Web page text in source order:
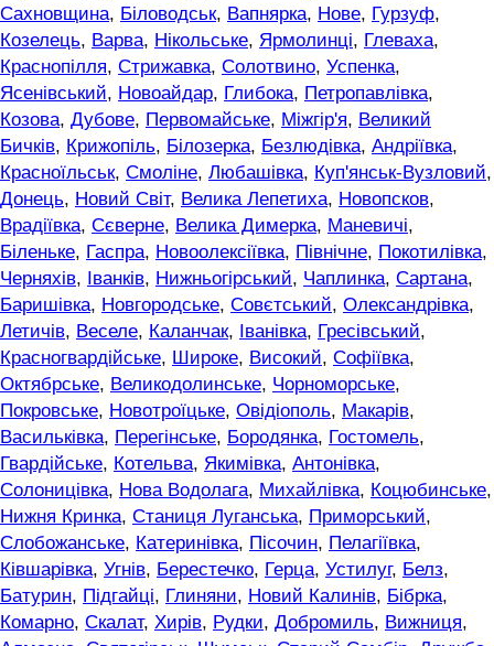
Сахновщина, Біловодськ, Вапнярка, Нове, Гурзуф,
Козелець, Варва, Нікольське, Ярмолинці, Глеваха,
Краснопілля, Стрижавка, Солотвино, Успенка,
Ясенівський, Новоайдар, Глибока, Петропавлівка,
Козова, Дубове, Первомайське, Міжгір'я, Великий
Бичків, Крижопіль, Білозерка, Безлюдівка, Андріївка,
Красноїльськ, Смоліне, Любашівка, Куп'янськ-Вузловий,
Донець, Новий Світ, Велика Лепетиха, Новопсков,
Врадіївка, Сєверне, Велика Димерка, Маневичі,
Біленьке, Гаспра, Новоолексіївка, Північне, Покотилівка,
Черняхів, Іванків, Нижньогірський, Чаплинка, Сартана,
Баришівка, Новгородське, Совєтський, Олександрівка,
Летичів, Веселе, Каланчак, Іванівка, Гресівський,
Красногвардійське, Широке, Високий, Софіївка,
Октябрське, Великодолинське, Чорноморське,
Покровське, Новотроїцьке, Овідіополь, Макарів,
Васильківка, Перегінське, Бородянка, Гостомель,
Гвардійське, Котельва, Якимівка, Антонівка,
Солоницівка, Нова Водолага, Михайлівка, Коцюбинське,
Нижня Кринка, Станиця Луганська, Приморський,
Слобожанське, Катеринівка, Пісочин, Пелагіївка,
Ківшарівка, Угнів, Берестечко, Герца, Устилуг, Белз,
Батурин, Підгайці, Глиняни, Новий Калинів, Бібрка,
Комарно, Скалат, Хирів, Рудки, Добромиль, Вижниця,